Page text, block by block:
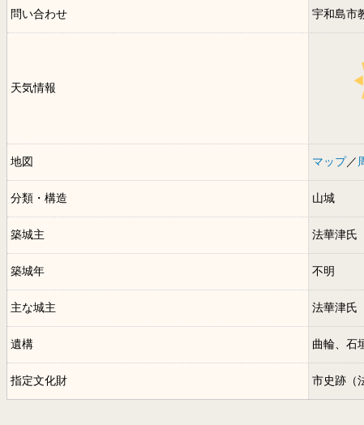
問い合わせ 宇和島市
天気情報
地図 マップ／
分類・構造 山城
築城主 法華津氏
築城年 不明
主な城主 法華津氏
遺構 曲輪、石
指定文化財 市史跡（